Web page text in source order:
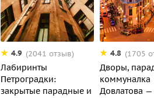
4.9 (2041 отзыв)
Лабиринты
Петроградки:
закрытые парадные и
4.8 (1705
Дворы,
коммуналка
Довлатова